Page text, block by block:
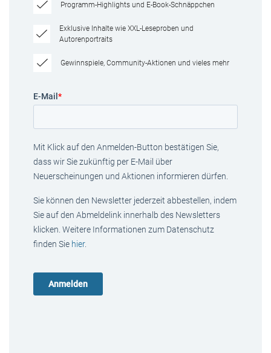
Programm-Highlights und E-Book-Schnäppchen
Exklusive Inhalte wie XXL-Leseproben und
Autorenportraits
Gewinnspiele, Community-Aktionen und vieles mehr
E-Mail *
Mit Klick auf den Anmelden-Button bestätigen Sie,
dass wir Sie zukünftig per E-Mail über
Neuerscheinungen und Aktionen informieren dürfen.
Sie können den Newsletter jederzeit abbestellen, indem
Sie auf den Abmeldelink innerhalb des Newsletters
klicken. Weitere Informationen zum Datenschutz
finden Sie hier.